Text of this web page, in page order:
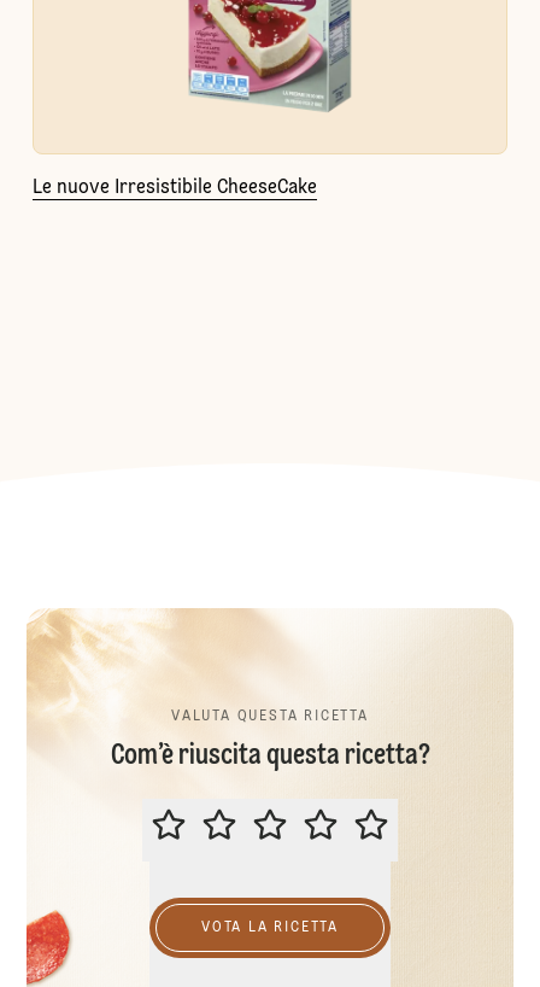
Le nuove Irresistibile CheeseCake
VALUTA QUESTA RICETTA
Com’è riuscita questa ricetta?
VALUTA QUESTA RICETTA
VOTA LA RICETTA